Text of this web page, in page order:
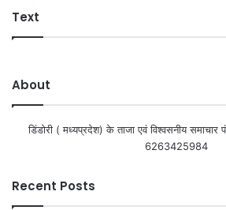
Text
About
डिंडोरी ( मध्यप्रदेश) के ताजा एवं विश्वसनीय
6263425984
Recent Posts